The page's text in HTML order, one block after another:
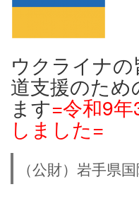
ウクライナ
道支援のため
ます=令和9
しました=
（公財）岩手県